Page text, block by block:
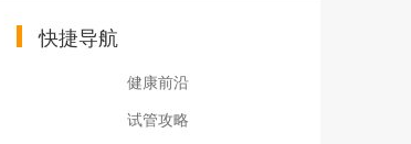
快捷导航
健康前沿
试管攻略